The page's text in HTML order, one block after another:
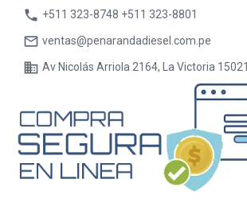
phone +511 323-8748 +511 323-8801
mail_outline ventas@penarandadiesel.com.pe
business Av Nicolás Arriola 2164, La Victoria 15021